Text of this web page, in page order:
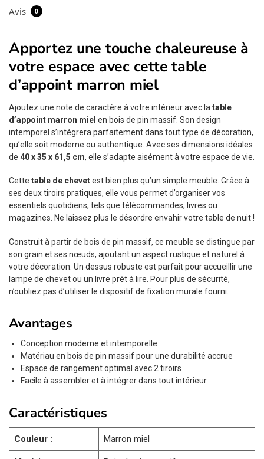
Avis 0
Apportez une touche chaleureuse à
votre espace avec cette table
d’appoint marron miel
Ajoutez une note de caractère à votre intérieur avec la table
d’appoint marron miel en bois de pin massif. Son design
intemporel s’intégrera parfaitement dans tout type de décoration,
qu’elle soit moderne ou authentique. Avec ses dimensions idéales
de 40 x 35 x 61,5 cm, elle s’adapte aisément à votre espace de vie.
Cette table de chevetest bien plus qu’un simple meuble. Grâce à
ses deux tiroirs pratiques, elle vous permet d’organiser vos
essentiels quotidiens, tels que télécommandes, livres ou
magazines. Ne laissez plus le désordre envahir votre table de nuit !
Construit à partir de bois de pin massif, ce meuble se distingue par
son grain et ses nœuds, ajoutant un aspect rustique et naturel à
votre décoration. Un dessus robuste est parfait pour accueillir une
lampe de chevet ou un livre prêt à lire. Pour plus de sécurité,
n’oubliez pas d’utiliser le dispositif de fixation murale fourni.
Avantages
Conception moderne et intemporelle
Matériau en bois de pin massif pour une durabilité accrue
Espace de rangement optimal avec 2 tiroirs
Facile à assembler et à intégrer dans tout intérieur
Caractéristiques
Couleur : Marron miel